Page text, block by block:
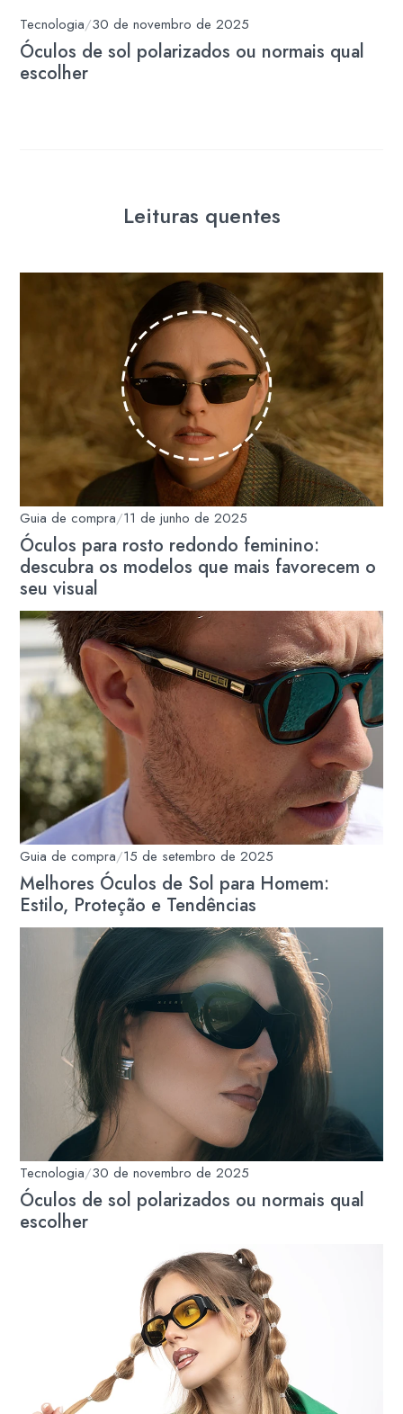
Tecnologia/30 de novembro de 2025
Óculos de sol polarizados ou normais qual
escolher
Leituras quentes
Guia de compra/11 de junho de 2025
Óculos para rosto redondo feminino:
descubra os modelos que mais favorecem o
seu visual
Guia de compra/15 de setembro de 2025
Melhores Óculos de Sol para Homem:
Estilo, Proteção e Tendências
Tecnologia/30 de novembro de 2025
Óculos de sol polarizados ou normais qual
escolher